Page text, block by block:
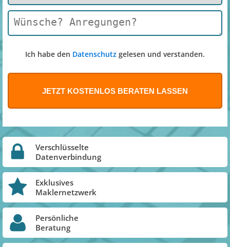
Ich habe den Datenschutz gelesen und verstanden.
Verschlüsselte
Datenverbindung
Exklusives
Maklernetzwerk
Persönliche
Beratung